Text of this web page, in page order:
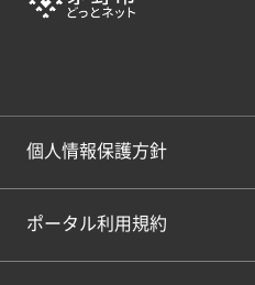
個人情報保護方針
ポータル利用規約